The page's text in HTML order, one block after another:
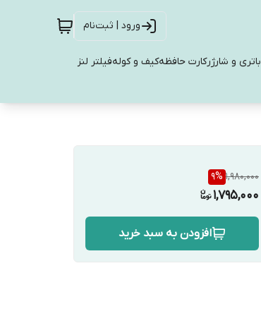
ورود | ثبت‌نام
باتری و شارژرکارت حافظهکیف و کولهفیلتر لنز
1,980,000
9%
1,795,000
افزودن به سبد خرید